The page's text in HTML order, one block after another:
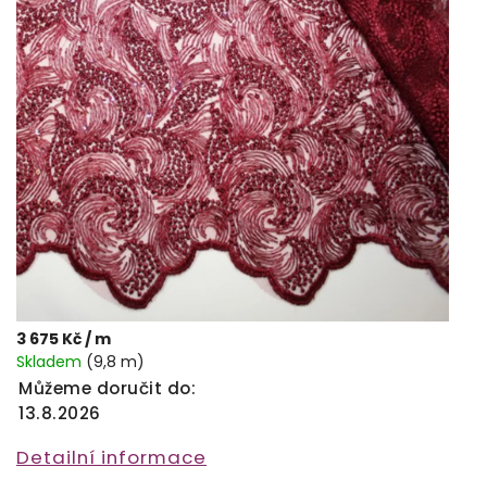
3 675 Kč/ m
Skladem (9,8 m)
Můžeme doručit do:
13.8.2026
Detailní informace